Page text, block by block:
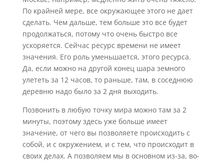
По крайней мере, все окружающее этого не дает
сделать. Чем дальше, тем больше это все будет
продолжаться, потому что очень быстро все
ускоряется. Сейчас ресурс времени не имеет
значения. Его роль уменьшается, этого ресурса.
Да, если можно на другой конец шара земного
улететь за 12 часов, то раньше, там, в соседнюю
деревню надо было за 2 дня выходить.
Позвонить в любую точку мира можно там за 2
минуты, поэтому здесь уже больше имеет
значение, от чего вы позволяете происходить с
собой, и с окружением, и с тем, что происходит в
своих делах. А позволяем мы в основном из-за, во-